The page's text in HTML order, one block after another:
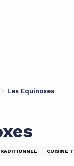
Les Equinoxes
CUISINE